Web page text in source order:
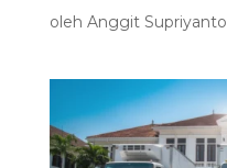
oleh Anggit Supriyanto